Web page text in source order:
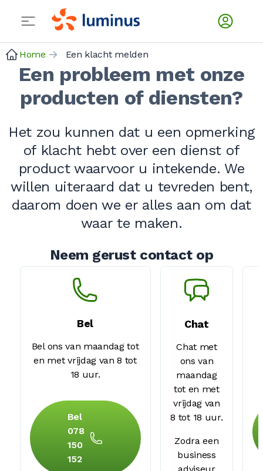
Home Een klacht melden
Een probleem met onze
producten of diensten?
Het zou kunnen dat u een opmerking
of klacht hebt over een dienst of
product waarvoor u intekende. We
willen uiteraard dat u tevreden bent,
daarom doen we er alles aan om dat
waar te maken.
Neem gerust contact op
Bel
Bel ons van maandag tot
en met vrijdag van 8 tot
18 uur.
Bel
078
150
152
Chat
Chat met
ons van
maandag
tot en met
vrijdag van
8 tot 18 uur.
Zodra een
business